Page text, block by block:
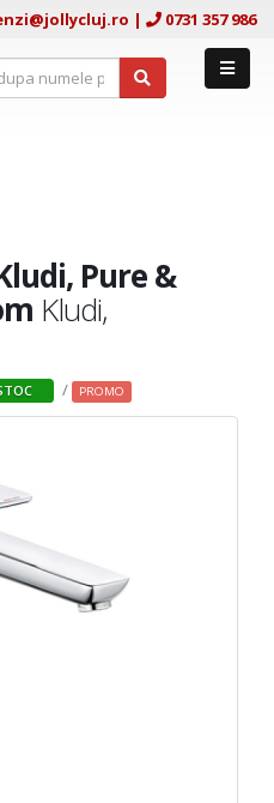
| 0731 357 986
Pure &
Kludi,
/ PROMO